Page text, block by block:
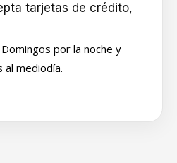
tarjetas de crédito,
por la noche y
al mediodía.